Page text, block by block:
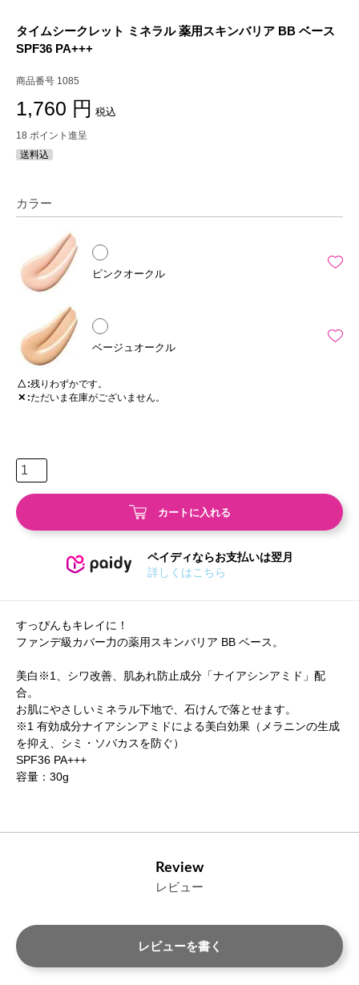
タイムシークレット ミネラル 薬用スキンバリア BB ベース
SPF36 PA+++
商品番号 1085
1,760 税込
18 ポイント進呈
送料込
カラー
ピンクオークル
ベージュオークル
△ 残りわずかです。
✕ ただいま在庫がございません。
カートに入れる
ペイディならお支払いは翌月
詳しくはこちら
すっぴんもキレイに！
ファンデ級カバー力の薬用スキンバリア BB ベース。
美白※1、シワ改善、肌あれ防止成分「ナイアシンアミド」配
合。
お肌にやさしいミネラル下地で、石けんで落とせます。
※1 有効成分ナイアシンアミドによる美白効果（メラニンの生成
を抑え、シミ・ソバカスを防ぐ）
SPF36 PA+++
容量：30g
Review
レビュー
レビューを書く